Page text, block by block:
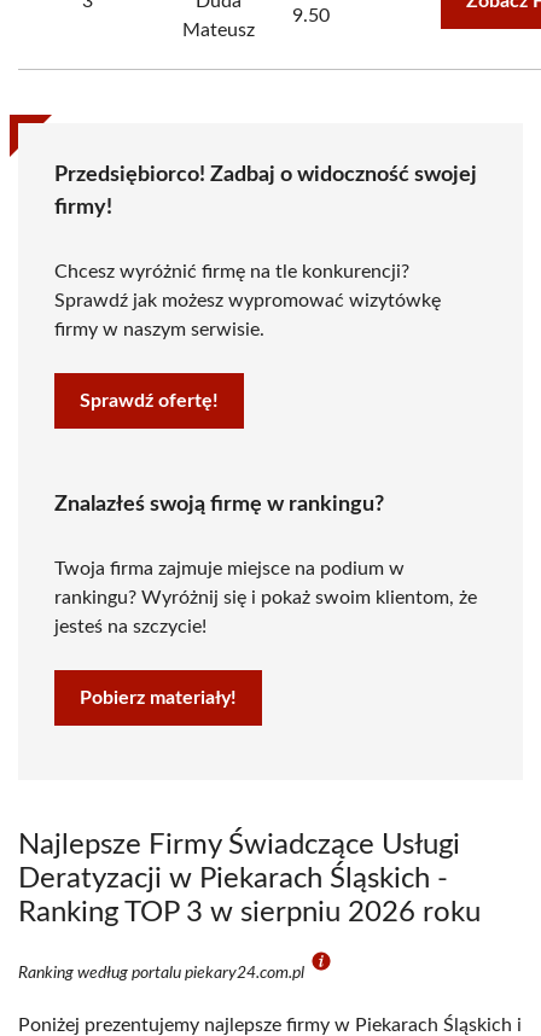
Mateusz
9.50
Przedsiębiorco! Zadbaj o widoczność swojej
firmy!
Chcesz wyróżnić firmę na tle konkurencji?
Sprawdź jak możesz wypromować wizytówkę
firmy w naszym serwisie.
Sprawdź ofertę!
Znalazłeś swoją firmę w rankingu?
Twoja firma zajmuje miejsce na podium w
rankingu? Wyróżnij się i pokaż swoim klientom, że
jesteś na szczycie!
Pobierz materiały!
Najlepsze Firmy Świadczące Usługi
Deratyzacji w Piekarach Śląskich -
Ranking TOP 3 w sierpniu 2026 roku
Ranking według portalu piekary24.com.pl
Poniżej prezentujemy najlepsze firmy w Piekarach Śląskich i